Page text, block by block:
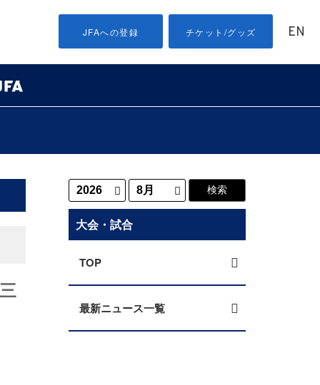
JFAへの登録 チケット/グッズ EN
大会・試合
TOP
最新ニュース一覧